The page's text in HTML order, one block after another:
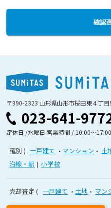
確認
〒990-2323 山形県山形市桜田東４丁
023-641-
定休日 /水曜日 営業時間 / 10:00〜17:00
種別 一戸建て マンション 土
沿線・駅
小学校
売却査定 一戸建て 土地 マン